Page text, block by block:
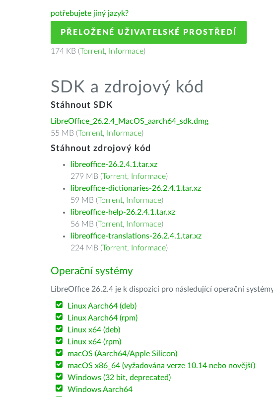
potřebujete jiný jazyk?
PŘELOŽENÉ UŽIVATELSKÉ PROSTŘEDÍ
174 KB (Torrent, Informace)
SDK a zdrojový kód
Stáhnout SDK
LibreOffice_26.2.4_MacOS_aarch64_sdk.dmg
55 MB (Torrent, Informace)
Stáhnout zdrojový kód
libreoffice-26.2.4.1.tar.xz
279 MB (Torrent, Informace)
libreoffice-dictionaries-26.2.4.1.tar.xz
59 MB (Torrent, Informace)
libreoffice-help-26.2.4.1.tar.xz
56 MB (Torrent, Informace)
libreoffice-translations-26.2.4.1.tar.xz
224 MB (Torrent, Informace)
Operační systémy
LibreOffice 26.2.4 je k dispozici pro následující operační
Linux Aarch64 (deb)
Linux Aarch64 (rpm)
Linux x64 (deb)
Linux x64 (rpm)
macOS (Aarch64/Apple Silicon)
macOS x86_64 (vyžadována verze 10.14 nebo novější)
Windows (32 bit, deprecated)
Windows Aarch64